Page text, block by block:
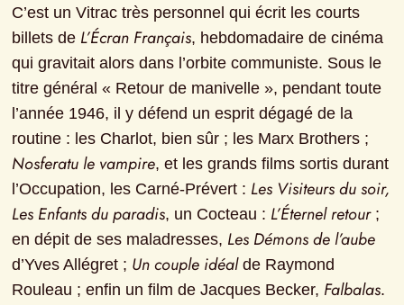
C’est un Vitrac très personnel qui écrit les courts
billets de L’Écran Français, hebdomadaire de cinéma
qui gravitait alors dans l’orbite communiste. Sous le
titre général « Retour de manivelle », pendant toute
l’année 1946, il y défend un esprit dégagé de la
Nosferatu le vampire, et les grands films sortis durant
l’Occupation, les Carné-Prévert : Les Visiteurs du soir,
Les Enfants du paradis, un Cocteau : L’Éternel retour ;
en dépit de ses maladresses, Les Démons de l’aube
d’Yves Allégret ; Un couple idéal de Raymond
Rouleau ; enfin un film de Jacques Becker, Falbalas.